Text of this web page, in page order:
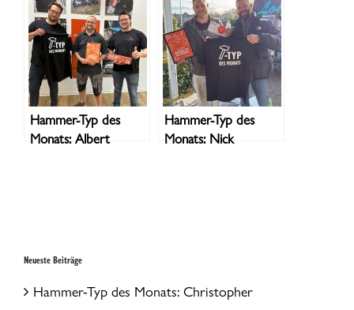
Hammer-Typ des
Monats: Albert
Hammer-Typ des
Monats: Nick
Neueste Beiträge
Hammer-Typ des Monats: Christopher